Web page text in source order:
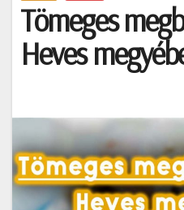
Tömeges
Heves